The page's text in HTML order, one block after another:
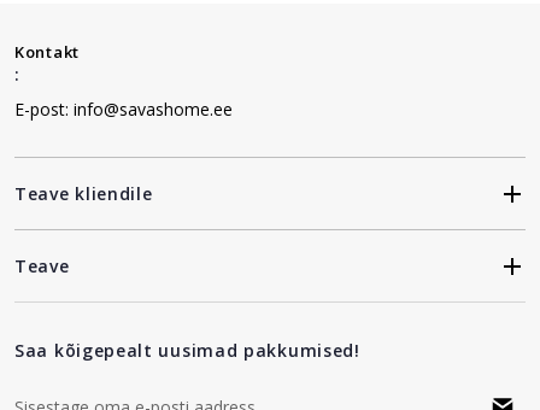
Kontakt
:
E-post: info@savashome.ee
Teave kliendile
Teave
Saa kõigepealt uusimad pakkumised!